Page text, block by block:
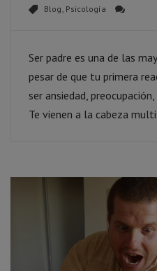
Blog, Psicología
Ser padre es una de las
pesar de que tu primera
ser ansiedad,
Te vienen a la cabeza